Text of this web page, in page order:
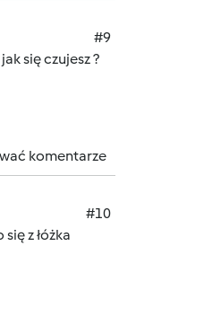
#9
się czujesz ?
komentarze
#10
z łóżka